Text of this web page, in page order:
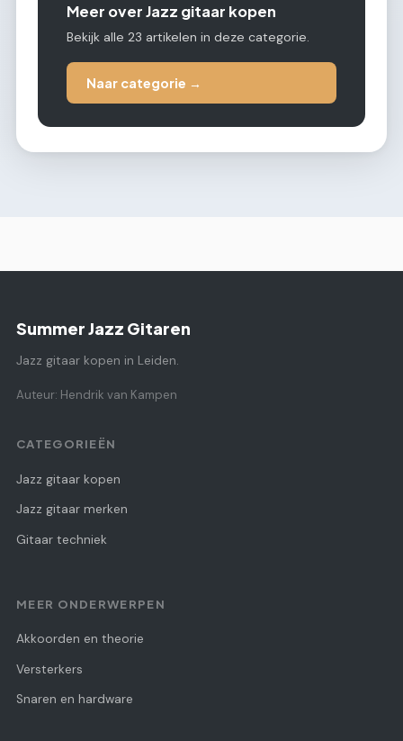
Meer over Jazz gitaar kopen
Bekijk alle 23 artikelen in deze categorie.
Naar categorie →
Summer Jazz Gitaren
Jazz gitaar kopen in Leiden.
Auteur: Hendrik van Kampen
CATEGORIEËN
Jazz gitaar kopen
Jazz gitaar merken
Gitaar techniek
MEER ONDERWERPEN
Akkoorden en theorie
Versterkers
Snaren en hardware